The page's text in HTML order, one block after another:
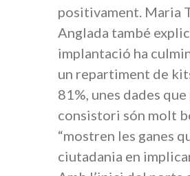
positivament. Maria
Anglada també
implantació ha
un repartiment de
81%, unes dades que
consistori són molt
“mostren les ganes
ciutadania en